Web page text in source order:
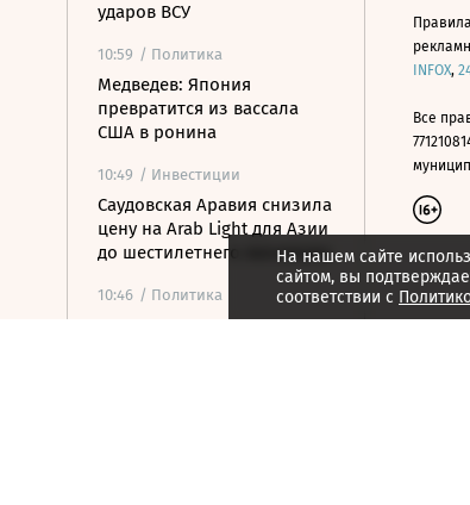
ударов ВСУ
10:59 / Политика
Медведев: Япония
превратится из вассала
США в ронина
10:49 / Инвестиции
Саудовская Аравия снизила
цену на Arab Light для Азии
до шестилетнего минимума
10:46 / Политика
В Германии задержали
На нашем сайте
сайтом, вы
соответствии с
INFOX,
Все